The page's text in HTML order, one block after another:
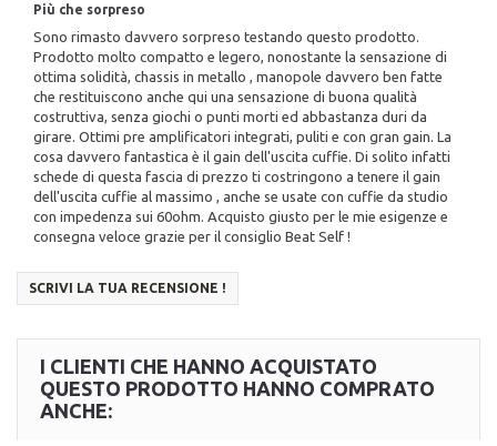
Più che sorpreso
Sono rimasto davvero sorpreso testando questo prodotto.
Prodotto molto compatto e legero, nonostante la sensazione di
ottima solidità, chassis in metallo , manopole davvero ben fatte
che restituiscono anche qui una sensazione di buona qualità
costruttiva, senza giochi o punti morti ed abbastanza duri da
girare. Ottimi pre amplificatori integrati, puliti e con gran gain. La
cosa davvero fantastica è il gain dell'uscita cuffie. Di solito infatti
schede di questa fascia di prezzo ti costringono a tenere il gain
dell'uscita cuffie al massimo , anche se usate con cuffie da studio
con impedenza sui 60ohm. Acquisto giusto per le mie esigenze e
consegna veloce grazie per il consiglio Beat Self !
SCRIVI LA TUA RECENSIONE !
I CLIENTI CHE HANNO ACQUISTATO
QUESTO PRODOTTO HANNO COMPRATO
ANCHE: